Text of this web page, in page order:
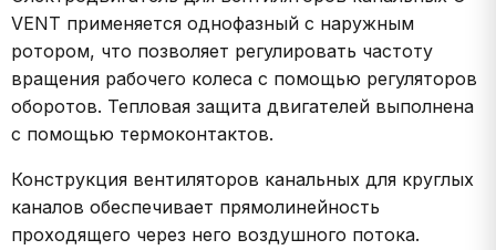
VENT применяется однофазный с наружным
ротором, что позволяет регулировать частоту
вращения рабочего колеса с помощью регуляторов
оборотов. Тепловая защита двигателей выполнена
с помощью термоконтактов.
Конструкция вентиляторов канальных для круглых
каналов обеспечивает прямолинейность
проходящего через него воздушного потока.